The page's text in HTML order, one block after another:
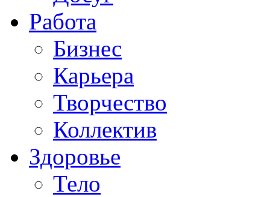
Работа
Бизнес
Карьера
Творчество
Коллектив
Здоровье
Тело